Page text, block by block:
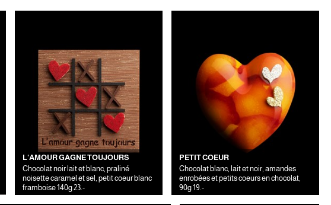
L'AMOUR GAGNE TOUJOURS
Chocolat noir lait et blanc, praliné
noisette caramel et sel, petit coeur blanc
framboise 140g 23.-
PETIT COEUR
Chocolat blanc, lait et noir, amandes
enrobées et petits coeurs en chocolat,
90g 19.-